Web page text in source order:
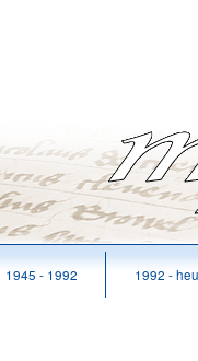
1945 - 1992 1992 -